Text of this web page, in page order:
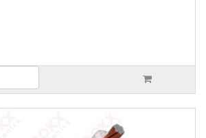
van de Aircell 7 wordt bereikt door een
met een diëlektrisch gasgehalte van
is ook bestand tegen vocht.